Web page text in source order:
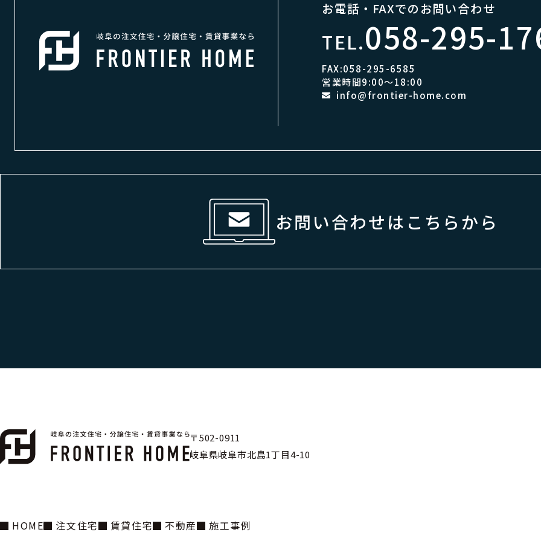
お電話・FAXでのお問い合わせ
TEL.058-295-
FAX:058-295-6585
営業時間9:00～18:00
info@frontier-home.com
お問い合わせはこちらから
〒502-0911
岐阜県岐阜市北島1丁目4-10
HOME 注文住宅 賃貸住宅 不動産 施工事例